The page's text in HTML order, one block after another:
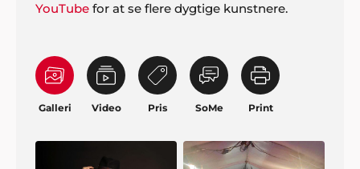
YouTube for at se flere dygtige kunstnere.
Galleri Video Pris SoMe Print